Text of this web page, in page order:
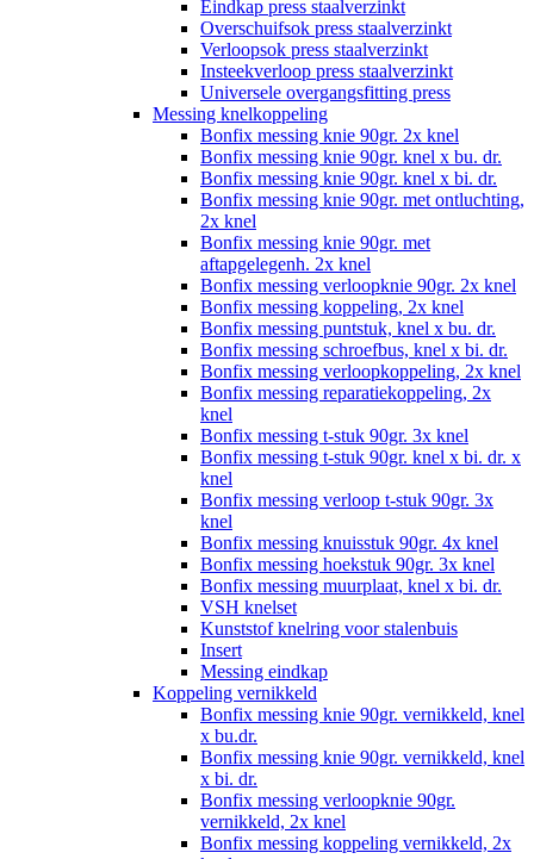
Eindkap press staalverzinkt
Overschuifsok press staalverzinkt
Verloopsok press staalverzinkt
Insteekverloop press staalverzinkt
Universele overgangsfitting press
Messing knelkoppeling
Bonfix messing knie 90gr. 2x knel
Bonfix messing knie 90gr. knel x bu. dr.
Bonfix messing knie 90gr. knel x bi. dr.
Bonfix messing knie 90gr. met ontluchting,
2x knel
Bonfix messing knie 90gr. met
aftapgelegenh. 2x knel
Bonfix messing verloopknie 90gr. 2x knel
Bonfix messing koppeling, 2x knel
Bonfix messing puntstuk, knel x bu. dr.
Bonfix messing schroefbus, knel x bi. dr.
Bonfix messing verloopkoppeling, 2x knel
Bonfix messing reparatiekoppeling, 2x
knel
Bonfix messing t-stuk 90gr. 3x knel
Bonfix messing t-stuk 90gr. knel x bi. dr. x
knel
Bonfix messing verloop t-stuk 90gr. 3x
knel
Bonfix messing knuisstuk 90gr. 4x knel
Bonfix messing hoekstuk 90gr. 3x knel
Bonfix messing muurplaat, knel x bi. dr.
VSH knelset
Kunststof knelring voor stalenbuis
Insert
Messing eindkap
Koppeling vernikkeld
Bonfix messing knie 90gr. vernikkeld, knel
x bu.dr.
Bonfix messing knie 90gr. vernikkeld, knel
x bi. dr.
Bonfix messing verloopknie 90gr.
vernikkeld, 2x knel
Bonfix messing koppeling vernikkeld, 2x